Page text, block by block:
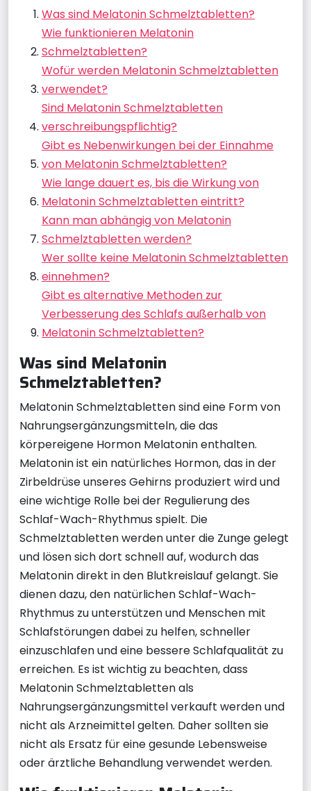
Was sind Melatonin Schmelztabletten?
Wie funktionieren Melatonin
Schmelztabletten?
Wofür werden Melatonin Schmelztabletten
verwendet?
Sind Melatonin Schmelztabletten
verschreibungspflichtig?
Gibt es Nebenwirkungen bei der Einnahme
von Melatonin Schmelztabletten?
Wie lange dauert es, bis die Wirkung von
Melatonin Schmelztabletten eintritt?
Kann man abhängig von Melatonin
Schmelztabletten werden?
Wer sollte keine Melatonin Schmelztabletten
einnehmen?
Gibt es alternative Methoden zur
Verbesserung des Schlafs außerhalb von
Melatonin Schmelztabletten?
Was sind Melatonin
Schmelztabletten?
Melatonin Schmelztabletten sind eine Form von
Nahrungsergänzungsmitteln, die das
körpereigene Hormon Melatonin enthalten.
Melatonin ist ein natürliches Hormon, das in der
Zirbeldrüse unseres Gehirns produziert wird und
eine wichtige Rolle bei der Regulierung des
Schlaf-Wach-Rhythmus spielt. Die
Schmelztabletten werden unter die Zunge gelegt
und lösen sich dort schnell auf, wodurch das
Melatonin direkt in den Blutkreislauf gelangt. Sie
dienen dazu, den natürlichen Schlaf-Wach-
Rhythmus zu unterstützen und Menschen mit
Schlafstörungen dabei zu helfen, schneller
einzuschlafen und eine bessere Schlafqualität zu
erreichen. Es ist wichtig zu beachten, dass
Melatonin Schmelztabletten als
Nahrungsergänzungsmittel verkauft werden und
nicht als Arzneimittel gelten. Daher sollten sie
nicht als Ersatz für eine gesunde Lebensweise
oder ärztliche Behandlung verwendet werden.